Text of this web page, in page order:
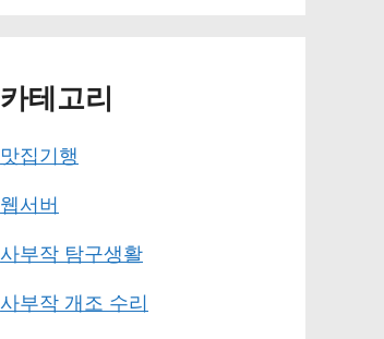
카테고리
맛집기행
웹서버
사부작 탐구생활
사부작 개조 수리